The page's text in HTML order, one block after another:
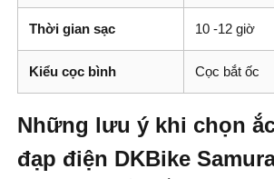
Thời gian sạc 10 -12 giờ
Kiểu cọc bình Cọc bắt ốc
Những lưu ý khi chọn
đạp điện DKBike